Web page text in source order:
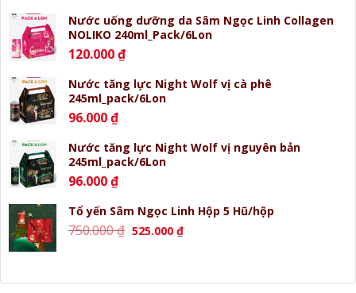
Nước uống dưỡng da Sâm Ngọc Linh Collagen
NOLIKO 240ml_Pack/6Lon
120.000₫
Nước tăng lực Night Wolf vị cà phê
245ml_pack/6Lon
96.000₫
Nước tăng lực Night Wolf vị nguyên bản
245ml_pack/6Lon
96.000₫
Tổ yến Sâm Ngọc Linh Hộp 5 Hũ/hộp
750.000₫ Giá
750.000 ₫.
525.000 ₫Giá
là: